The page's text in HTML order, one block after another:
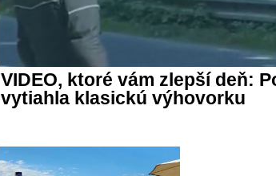
VIDEO, ktoré vám zlepší deň:
vytiahla klasickú výhovorku